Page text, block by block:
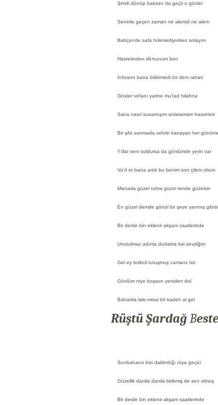
Şimdi dönüp baksan da geçti o günler
Seninle geçen zaman ne alemdi ne alem
Bahçende safa hükmediyorken solayım
Hasretinden dil-hunum ben
İntizarın bana bildirmedi bir dem rahatı
Göster vefanı yarine mu'tad hilafına
Sana nasıl susamışım anlatamam hasretimi
Bir şifa sunmada zehrin kanayan her
Yıllar seni soldursa da gönlümde yerin var
Va'd et bana artık bu benim son çilem olsun
Manada güzel ruhta güzel tende güzelsin
En güzel demde gönül bir şeye yanmış
Bir derde bin eklenir akşam saatlerinde
Unutulmaz adınla dudakta kal sevdiğim
Gel ey bülbül tutuşmuş canlarız biz
Gönlüm niye boşsun yeniden dol
Baharda lale-misal bir kadeh al gel
Rüştü ŞardağB
Sonbaharın bizi daldırdığı rüya geçici
Güzellik damla damla birikmiş de sen olmuş
Bir derde bin eklenir akşam saatlerinde